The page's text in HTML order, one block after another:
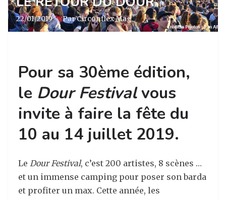
22/01/2019 · Par Circonflex Mag
Pour sa 30ème édition,
le Dour Festivalvous
invite à faire la fête du
10 au 14 juillet 2019.
Le Dour Festival, c’est 200 artistes, 8 scènes …
et un immense camping pour poser son barda
et profiter un max. Cette année, les